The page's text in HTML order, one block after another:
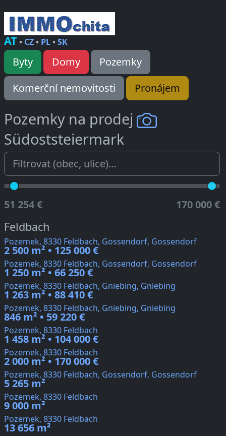
AT• CZ• PL•SK
Byty Domy
Pozemky
Komerční nemovitosti
Pronájem
Pozemky na prodej
Südoststeiermark
51 254 € 170 000 €
Feldbach
Pozemek, 8330 Feldbach, Gossendorf, Gossendorf
2 500 m² • 125 000 €
Pozemek, 8330 Feldbach, Gossendorf, Gossendorf
1 250 m² • 66 250 €
Pozemek, 8330 Feldbach, Gniebing, Gniebing
1 263 m² • 88 410 €
Pozemek, 8330 Feldbach, Gniebing, Gniebing
846 m² • 59 220 €
Pozemek, 8330 Feldbach
1 458 m² • 104 000 €
Pozemek, 8330 Feldbach
2 000 m² • 170 000 €
Pozemek, 8330 Feldbach, Gossendorf, Gossendorf
5 265 m²
Pozemek, 8330 Feldbach
9 000 m²
Pozemek, 8330 Feldbach
13 656 m²